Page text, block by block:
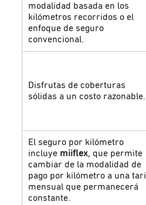
modalidad basada en los
kilómetros recorridos o el
enfoque de seguro
convencional.
Disfrutas de coberturas
sólidas a un costo razonable.
El seguro por kilómetro
incluye miiflex, que permite
cambiar de la modalidad de
pago por kilómetro a una
mensual que permanecerá
constante.